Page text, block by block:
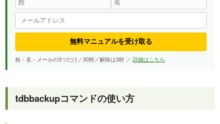
無料マニュアルを受け取る
姓・名・メールの3つだけ／30秒／解除は3秒 ／詳細はこちら
tdbbackupコマンドの使い方